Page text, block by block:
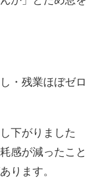
・残業ほぼゼロ
下がりました
感が減ったこと
ります。